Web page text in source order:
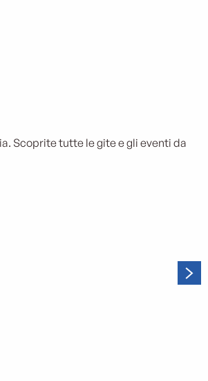
Scoprite tutte le gite e gli eventi da